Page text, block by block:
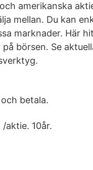
amerikanska
mellan. Du kan
marknader. Här
börsen. Se
betala.
aktie. 10år.